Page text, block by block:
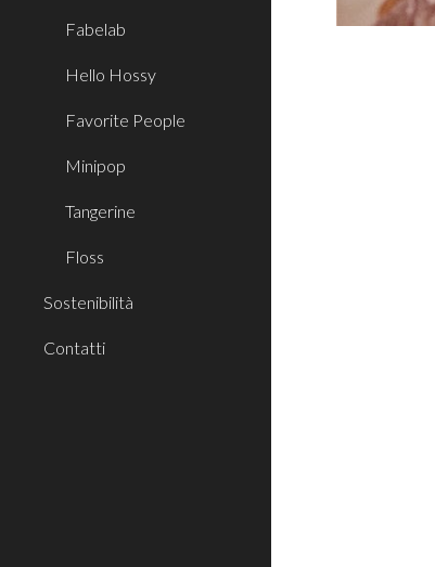
Fabelab
Hello Hossy
Favorite People
Minipop
Tangerine
Floss
Sostenibilità
Contatti